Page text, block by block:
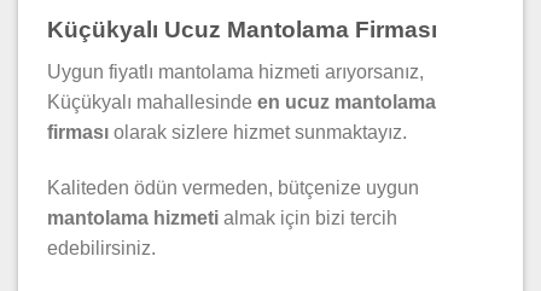
Küçükyalı Ucuz Mantolama Firması
Uygun fiyatlı mantolama hizmeti arıyorsanız,
Küçükyalı mahallesinde en ucuz mantolama
firması olarak sizlere hizmet sunmaktayız.
Kaliteden ödün vermeden, bütçenize uygun
mantolama hizmeti almak için bizi tercih
edebilirsiniz.